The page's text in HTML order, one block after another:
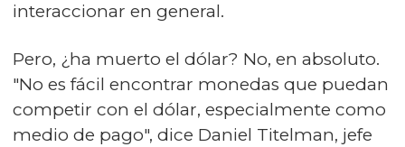
interaccionar en general.
Pero, ¿ha muerto el dólar? No, en absoluto.
"No es fácil encontrar monedas que puedan
competir con el dólar, especialmente como
medio de pago", dice Daniel Titelman, jefe